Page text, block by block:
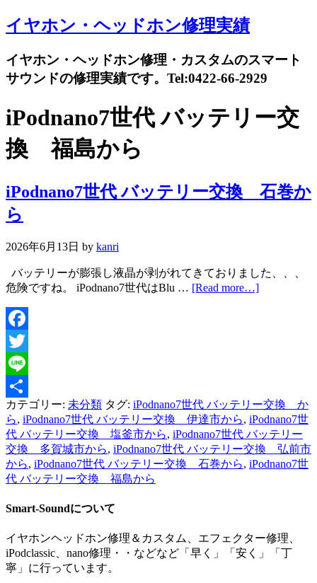
イヤホン・ヘッドホン修理実績
イヤホン・ヘッドホン修理・カスタムのスマート
サウンドの修理実績です。Tel:0422-66-2929
iPodnano7世代 バッテリー交
換 福島から
iPodnano7世代 バッテリー交換 石巻か
ら
2026年6月13日 by kanri
バッテリーが膨張し液晶が剥がれてきておりました、、、
危険ですね。 iPodnano7世代はBlu … [Read more…]
Facebook
Twitter
Line
共
有
カテゴリー: 未分類 タグ: iPodnano7世代 バッテリー交換 か
ら, iPodnano7世代 バッテリー交換 伊達市から, iPodnano7世
代 バッテリー交換 塩釜市から, iPodnano7世代 バッテリー
交換 多賀城市から, iPodnano7世代 バッテリー交換 弘前市
から, iPodnano7世代 バッテリー交換 石巻から, iPodnano7世
代 バッテリー交換 福島から
Smart-Soundについて
イヤホンヘッドホン修理＆カスタム、エフェクター修理、
iPodclassic、nano修理・・などなど「早く」「安く」「丁
寧」に行っています。